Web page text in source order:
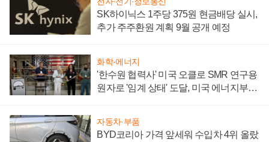
SK하이닉스 1주당 375원 현금배당 실시,
추가 주주환원 계획 9월 공개 예정
화학·에너지
'한수원 협력사' 미국 오클로 SMR 연구용
원자로 '임계 상태' 도달, 미국 에너지부
자동차·부품
BYD코리아 가격 앞세워 수입차 4위 올랐